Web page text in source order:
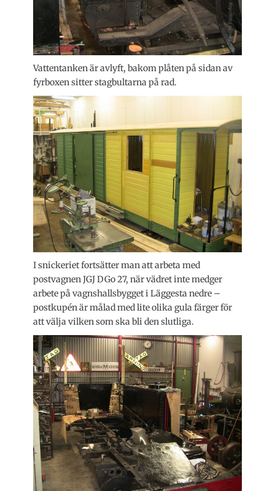
Vattentanken är avlyft, bakom plåten på sidan av
fyrboxen sitter stagbultarna på rad.
I snickeriet fortsätter man att arbeta med
postvagnen JGJ DGo 27, när vädret inte medger
arbete på vagnshallsbygget i Läggesta nedre –
postkupén är målad med lite olika gula färger för
att välja vilken som ska bli den slutliga.